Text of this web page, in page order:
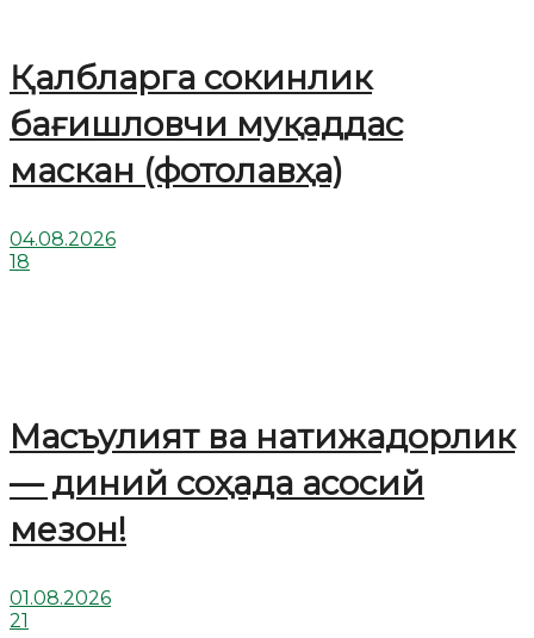
Қалбларга сокинлик
бағишловчи муқаддас
маскан (фотолавҳа)
04.08.2026
18
Масъулият ва натижадорлик
— диний соҳада асосий
мезон!
01.08.2026
21